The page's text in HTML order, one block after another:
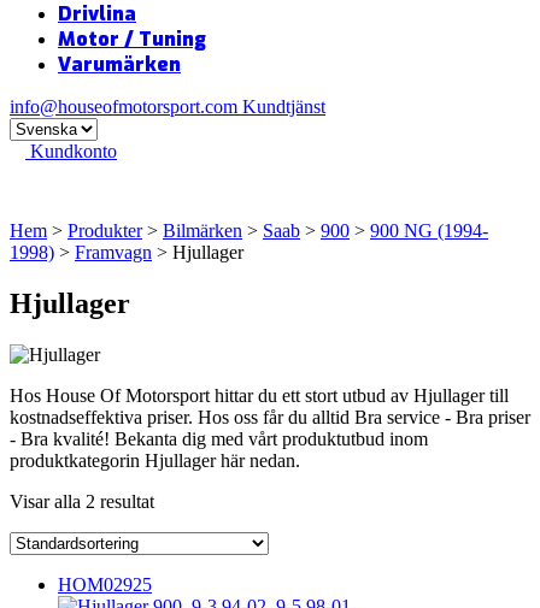
Drivlina
Motor / Tuning
Varumärken
info@houseofmotorsport.com Kundtjänst
Kundkonto
Hem > Produkter> Bilmärken > Saab > 900 > 900 NG (1994-
1998) > Framvagn > Hjullager
Hjullager
Hos House Of Motorsport hittar du ett stort utbud av Hjullager till
kostnadseffektiva priser. Hos oss får du alltid Bra service - Bra priser
- Bra kvalité! Bekanta dig med vårt produktutbud inom
produktkategorin Hjullager här nedan.
Visar alla 2 resultat
HOM02925